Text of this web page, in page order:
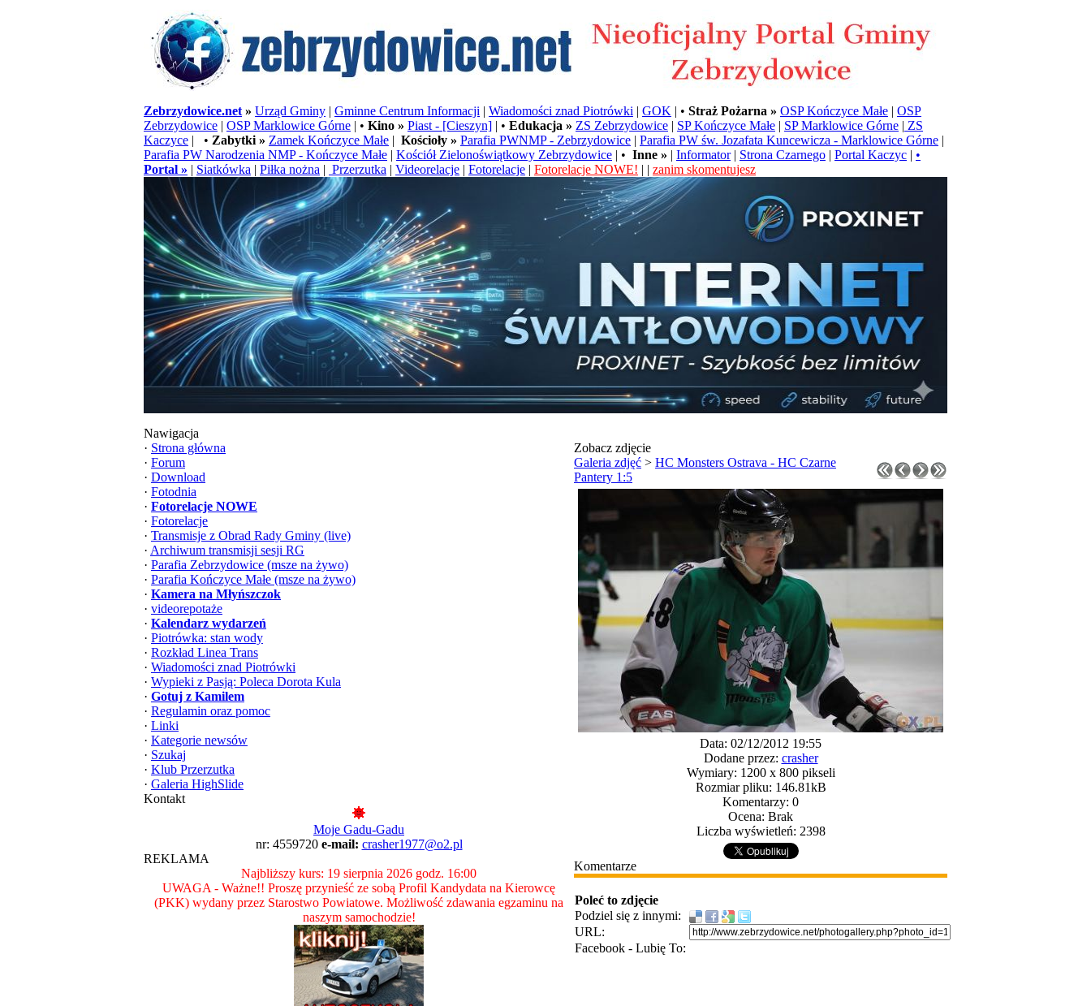
Zebrzydowice.net » Urząd Gminy | Gminne Centrum Informacji | Wiadomości znad Piotrówki | GOK | • Straż Pożarna » OSP Kończyce Małe | OSP
Zebrzydowice | OSP Marklowice Górne | • Kino » Piast - [Cieszyn] | • Edukacja » ZS Zebrzydowice | SP Kończyce Małe | SP Marklowice Górne | ZS
Kaczyce | • Zabytki » Zamek Kończyce Małe | Kościoły » Parafia PWNMP - Zebrzydowice | Parafia PW św. Jozafata Kuncewicza - Marklowice Górne |
Parafia PW Narodzenia NMP - Kończyce Małe | Kościół Zielonoświątkowy Zebrzydowice | • Inne » | Informator| Strona Czarnego | Portal Kaczyc | •
Portal » | Siatkówka | Piłka nożna | Przerzutka | Videorelacje | Fotorelacje | Fotorelacje NOWE! | | zanim skomentujesz
Nawigacja
· Strona główna
· Forum
· Download
· Fotodnia
· Fotorelacje NOWE
· Fotorelacje
· Transmisje z Obrad Rady Gminy (live)
· Archiwum transmisji sesji RG
· Parafia Zebrzydowice (msze na żywo)
· Parafia Kończyce Małe (msze na żywo)
· Kamera na Młyńszczok
· videorepotaże
· Kalendarz wydarzeń
· Piotrówka: stan wody
· Rozkład Linea Trans
· Wiadomości znad Piotrówki
· Wypieki z Pasją: Poleca Dorota Kula
· Gotuj z Kamilem
· Regulamin oraz pomoc
· Linki
· Kategorie newsów
· Szukaj
· Klub Przerzutka
· Galeria HighSlide
Kontakt
Moje Gadu-Gadu
nr: 4559720 e-mail: crasher1977@o2.pl
REKLAMA
Najbliższy kurs: 19 sierpnia 2026 godz. 16:00
UWAGA - Ważne!! Proszę przynieść ze sobą Profil Kandydata na Kierowcę
(PKK) wydany przez Starostwo Powiatowe. Możliwość zdawania egzaminu na
naszym samochodzie!
Zobacz zdjęcie
Galeria zdjęć > HC Monsters Ostrava - HC Czarne
Pantery 1:5
Data: 02/12/2012 19:55
Dodane przez: crasher
Wymiary: 1200 x 800 pikseli
Rozmiar pliku: 146.81kB
Komentarzy: 0
Ocena: Brak
Liczba wyświetleń: 2398
Komentarze
Poleć to zdjęcie
Podziel się z innymi:
URL:
Facebook - Lubię To: